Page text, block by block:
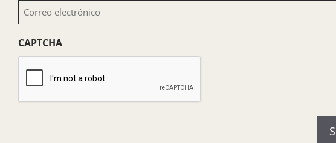
Correo
electrónico
(Obligatorio)
CAPTCHA